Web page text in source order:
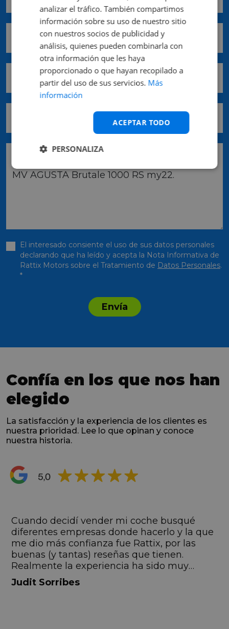
Teléfono móvil *
Comunidad *
El interesado consiente el uso de sus datos personales
declarando que ha leído y acepta la Nota Informativa de
Rattix Motors sobre el Tratamiento de Datos Personales.
*
Envía
Confía en los que nos han
elegido
La satisfacción y la experiencia de los clientes es
nuestra prioridad. Lee lo que opinan y conoce
nuestra historia.
Cuando decidí vender mi coche busqué
diferentes empresas donde hacerlo y la que
me dio más confianza fue Rattix, por las
buenas (y tantas) reseñas que tienen.
Realmente la experiencia ha sido muy
buena, Carolina ha sido siempre muy atenta
y profesional. Finalmente mi hermana se
Judit Sorribes
analizar el tráfico. También compartimos
información sobre su uso de nuestro sitio
con nuestros socios de publicidad y
análisis, quienes pueden combinarla con
otra información que les haya
proporcionado o que hayan recopilado a
partir del uso de sus servicios. Más
información
ACEPTAR TODO
PERSONALIZA